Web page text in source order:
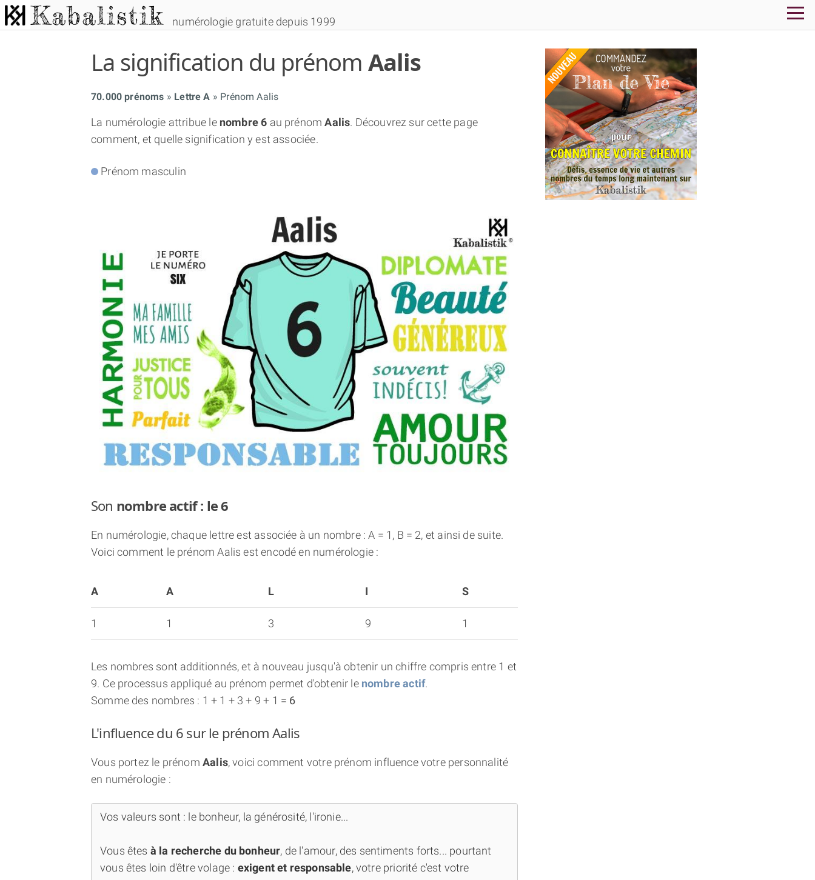
numérologie gratuite depuis 1999
La signification du prénomAalis
70.000 prénoms Lettre A Prénom Aalis
La numérologie attribue le nombre 6 au prénomAalis. Découvrez sur cette page
comment, et quelle signification y est associée.
Prénom masculin
Son nombre actif : le 6
En numérologie, chaque lettre est associée à un nombre : A = 1, B = 2, et ainsi de suite.
Voici comment le prénom Aalis est encodé en numérologie :
A A L I S
1 1 3 9 1
Les nombres sont additionnés, et à nouveau jusqu'à obtenir un chiffre compris entre 1 et
9. Ce processus appliqué au prénom permet d'obtenir le nombre actif.
Somme des nombres : 1 + 1 + 3 + 9 + 1 = 6
L'influence du 6 sur le prénom Aalis
Vous portez le prénomAalis, voici comment votre prénom influence votre personnalité
en numérologie :
Vos valeurs sont : le bonheur, la générosité, l'ironie...
Vous êtes à la recherche du bonheur, de l'amour, des sentiments forts... pourtant
vous êtes loin d'être volage : exigent et responsable, votre priorité c'est votre
THÈME GRATUIT
NUMÉROSCOPE
THÈME « DOUBLE JE »
APPRENDRE LA NUMÉROLOGIE
EXPLORER LA NUMÉROLOGIE
70.000 PRÉNOMS
(À PROPOS)